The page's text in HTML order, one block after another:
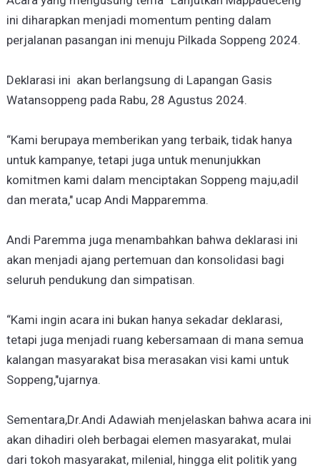
ini diharapkan menjadi momentum penting dalam
perjalanan pasangan ini menuju Pilkada Soppeng 2024.
Deklarasi ini akan berlangsung di Lapangan Gasis
Watansoppeng pada Rabu, 28 Agustus 2024.
“Kami berupaya memberikan yang terbaik, tidak hanya
untuk kampanye, tetapi juga untuk menunjukkan
komitmen kami dalam menciptakan Soppeng maju,adil
dan merata," ucap Andi Mapparemma.
Andi Paremma juga menambahkan bahwa deklarasi ini
akan menjadi ajang pertemuan dan konsolidasi bagi
seluruh pendukung dan simpatisan.
“Kami ingin acara ini bukan hanya sekadar deklarasi,
tetapi juga menjadi ruang kebersamaan di mana semua
kalangan masyarakat bisa merasakan visi kami untuk
Soppeng,"ujarnya.
Sementara,Dr.Andi Adawiah menjelaskan bahwa acara ini
akan dihadiri oleh berbagai elemen masyarakat, mulai
dari tokoh masyarakat, milenial, hingga elit politik yang